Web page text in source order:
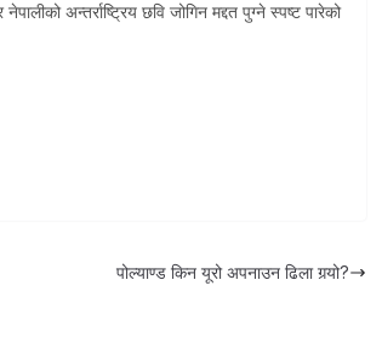
अन्तर्राष्ट्रिय छवि जोगिन मद्दत पुग्ने स्पष्ट पारेको
पोल्याण्ड किन यूरो अपनाउन ढिला गर्‍यो?